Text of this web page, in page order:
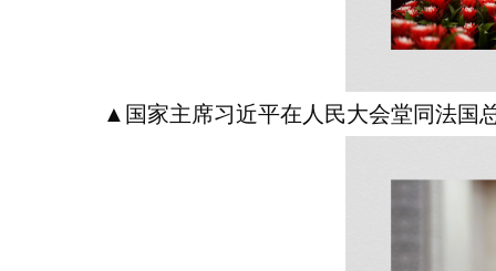
▲国家主席习近平在人民大会堂同法国